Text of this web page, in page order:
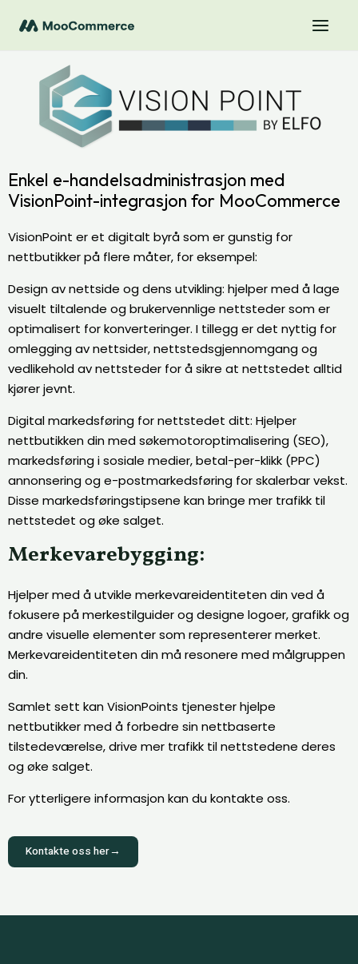
Enkel e-handelsadministrasjon med
VisionPoint-integrasjon for MooCommerce
VisionPoint er et digitalt byrå som er gunstig for
nettbutikker på flere måter, for eksempel:
Design av nettside og dens utvikling: hjelper med å lage
visuelt tiltalende og brukervennlige nettsteder som er
optimalisert for konverteringer. I tillegg er det nyttig for
omlegging av nettsider, nettstedsgjennomgang og
vedlikehold av nettsteder for å sikre at nettstedet alltid
kjører jevnt.
Digital markedsføring for nettstedet ditt: Hjelper
nettbutikken din med søkemotoroptimalisering (SEO),
markedsføring i sosiale medier, betal-per-klikk (PPC)
annonsering og e-postmarkedsføring for skalerbar vekst.
Disse markedsføringstipsene kan bringe mer trafikk til
nettstedet og øke salget.
Merkevarebygging:
Hjelper med å utvikle merkevareidentiteten din ved å
fokusere på merkestilguider og designe logoer, grafikk og
andre visuelle elementer som representerer merket.
Merkevareidentiteten din må resonere med målgruppen
din.
Samlet sett kan VisionPoints tjenester hjelpe
nettbutikker med å forbedre sin nettbaserte
tilstedeværelse, drive mer trafikk til nettstedene deres
og øke salget.
For ytterligere informasjon kan du kontakte oss.
Kontakte oss her→